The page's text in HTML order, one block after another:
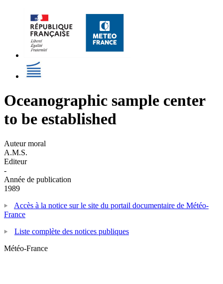
Oceanographic sample center
to be established
Auteur moral
A.M.S.
Editeur
-
Année de publication
1989
Accès à la notice sur le site du portail documentaire de Météo-
France
Liste complète des notices publiques
Météo-France